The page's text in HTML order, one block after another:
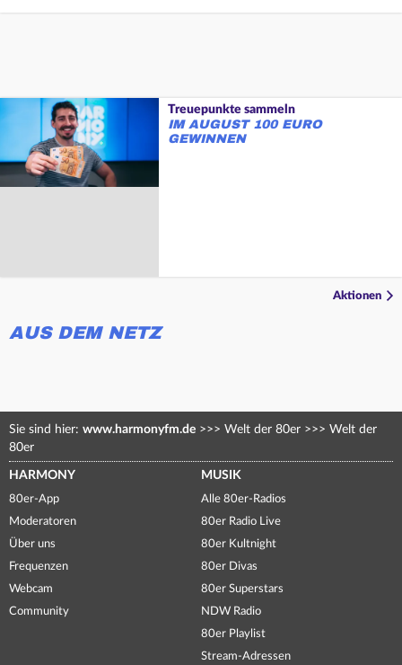
Treuepunkte sammeln
IM AUGUST 100 EURO
GEWINNEN
Aktionen
AUS DEM NETZ
Sie sind hier: www.harmonyfm.de >>> Welt der 80er >>> Welt der
80er
HARMONY
80er-App
Moderatoren
Über uns
Frequenzen
Webcam
Community
MUSIK
Alle 80er-Radios
80er Radio Live
80er Kultnight
80er Divas
80er Superstars
NDW Radio
80er Playlist
Stream-Adressen